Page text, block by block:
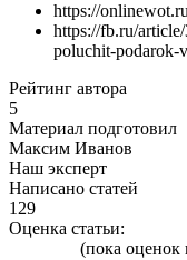
https://
https://fb.ru/
poluchit-podarok-
Рейтинг автора
5
Материал подготовил
Максим Иванов
Наш эксперт
Написано статей
129
Оценка статьи:
(пока оценок